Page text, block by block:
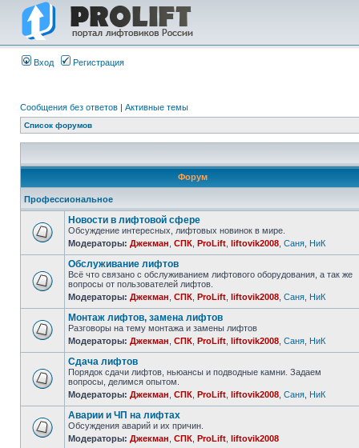
Вход Регистрация
Сообщения без ответов | Активные темы
Список форумов
Форум
Профессиональное
Новости в лифтовой сфере
Обсуждение интересных, лифтовых новинок в мире.
Модераторы: Джекман СПК ProLift liftovik2008 Саня НиК
Обслуживание лифтов
Всё что связано с обслуживанием лифтового оборудования, а так же
вопросы от пользователей лифтов.
Модераторы: Джекман СПК ProLift liftovik2008 Саня НиК
Монтаж лифтов, замена лифтов
Разговоры на тему монтажа и замены лифтов
Модераторы: Джекман СПК ProLift liftovik2008 Саня НиК
Сдача лифтов
Порядок сдачи лифтов, ньюансы и подводные камни. Задаем
вопросы, делимся опытом.
Модераторы: Джекман СПК ProLift liftovik2008 Саня НиК
Аварии и ЧП на лифтах
Обсуждения аварий и их причин.
Модераторы: Джекман СПК ProLift liftovik2008